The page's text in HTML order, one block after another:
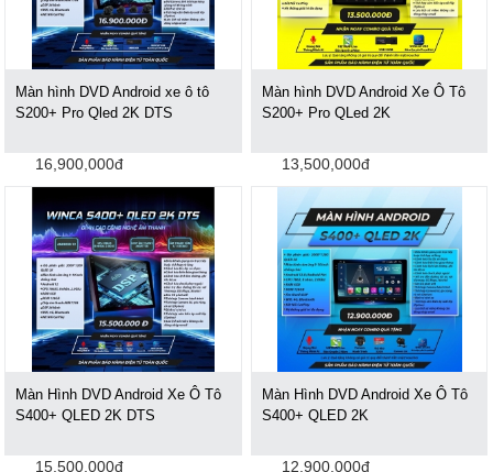
Màn hình DVD Android xe ô tô
S200+ Pro Qled 2K DTS
16,900,000đ
Màn hình DVD Android Xe Ô Tô
S200+ Pro QLed 2K
13,500,000đ
Màn Hình DVD Android Xe Ô Tô
S400+ QLED 2K DTS
15,500,000đ
Màn Hình DVD Android Xe Ô Tô
S400+ QLED 2K
12,900,000đ